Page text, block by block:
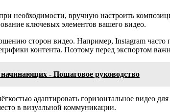
необходимости, вручную настроить
ключевых элементов вашего видео.
сторон видео. Например, Instagram часто
контента. Поэтому перед экспортом
- Пошаговое руководство
адаптировать горизонтальное видео
в визуальной коммуникации.